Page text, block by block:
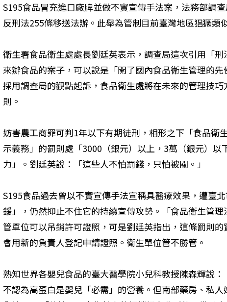
S195食品冒充進口廠牌並做不實宣傳手法案，法務部調
反刑法255條移送法辦。此舉為管制目前臺灣地區猖獗類
衛生署食品衛生處處長劉廷英表示，調查局這次引用「刑
來辦食品的案子，可以說是「開了國內食品衛生管理的
採用調查局的觀點起訴，食品衛生處將在未來的管理技
則。
妨害農工商罪可判1年以下有期徒刑，相形之下「食品衛
示義務」的罰則處「3000（銀元）以上，3萬（銀元）以
力」。劉廷英說：「這些人不怕罰錢，只怕被關。」
S195食品過去曾以不實宣傳手法宣稱具醫療效果，遭臺
鍰」，仍然抑止不住它的持續宣傳攻勢。「食品衛生管
管單位可以吊銷許可證照，可是劉廷英指出，這條罰則
會用新的負責人登記申請證照。衛生單位管不勝管。
熟知世界各嬰兒食品的臺大醫學院小兒科教授陳森輝說
不認為高蛋白是嬰兒「必需」的營養。但南部藥房、私